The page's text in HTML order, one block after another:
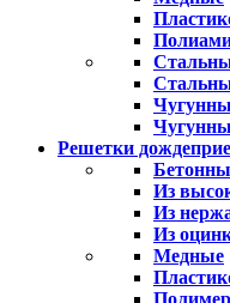
Решетки
Из
Из
Из
Медные